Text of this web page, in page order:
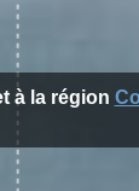
à la région